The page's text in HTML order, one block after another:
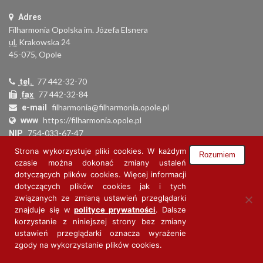
Adres
Filharmonia Opolska im. Józefa Elsnera
ul. Krakowska 24
45-075, Opole
tel. 77 442-32-70
fax 77 442-32-84
e-mail filharmonia@filharmonia.opole.pl
www https://filharmonia.opole.pl
NIP 754-033-67-47
REGON 000279692
Nr konta 34 1160 2202 0000 0006 0973 7536
Strona wykorzystuje pliki cookies. W każdym
czasie można dokonać zmiany ustaleń
dotyczących plików cookies. Więcej informacji
dotyczących plików cookies jak i tych
związanych ze zmianą ustawień przeglądarki
znajduje się wpolityce prywatności. Dalsze
korzystanie z niniejszej strony bez zmiany
ustawień przeglądarki oznacza wyrażenie
zgody na wykorzystanie plików cookies.
Rozumiem